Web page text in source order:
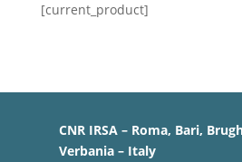
[current_product]
CNR IRSA – Roma, Bari,
Verbania – Italy